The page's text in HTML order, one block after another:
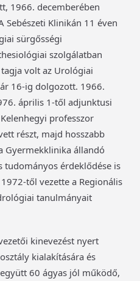
1966. decemberében
Sebészeti Klinikán 11 éven
sürgősségi
szolgálatban
volt az Urológiai
16-ig dolgozott. 1966.
április 1-től adjunktusi
professzor
részt, majd hosszabb
Gyermekklinika állandó
érdeklődése is
től vezette a Regionális
tanulmányait
kinevezést nyert
kialakítására és
60 ágyas jól működő,